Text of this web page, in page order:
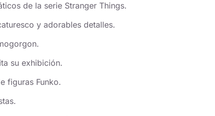
de la serie Stranger Things.
y adorables detalles.
su exhibición.
figuras Funko.